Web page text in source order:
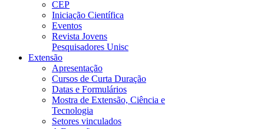
CEP
Iniciação Científica
Eventos
Revista Jovens
Pesquisadores Unisc
Extensão
Apresentação
Cursos de Curta Duração
Datas e Formulários
Mostra de Extensão, Ciência e
Tecnologia
Setores vinculados